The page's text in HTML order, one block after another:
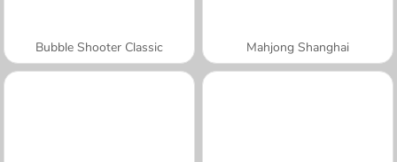
Bubble Shooter Classic Mahjong Shanghai